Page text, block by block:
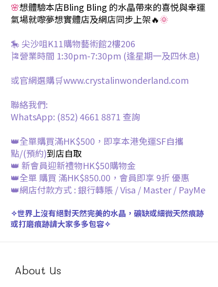
🌸想體驗本店Bling Bling 的水晶帶來的喜悦與幸運
氣場就嚟夢想實體店及網店同步上架🔥🌞
🎠 尖沙咀K11購物藝術館2樓206
🎏營業時間 1:30pm-7:30pm (逢星期一及四休息)
或官網選購🛒www.crystalinwonderland.com
聯絡我們:
WhatsApp: (852) 4661 8871 查詢
👑全單購買滿HK$500，即享本港免運SF自攜
點/(預約)到店自取
👑 新會員迎新禮物HK$50購物金
👑全單 購買 滿HK$850.00，會員即享 9折 優惠
👑網店付款方式 : 銀行轉賬 / Visa / Master / PayMe
✧世界上沒有絕對天然完美的水晶，礦缺或細微天然痕跡
或打磨痕跡請大家多多包容✧
About Us